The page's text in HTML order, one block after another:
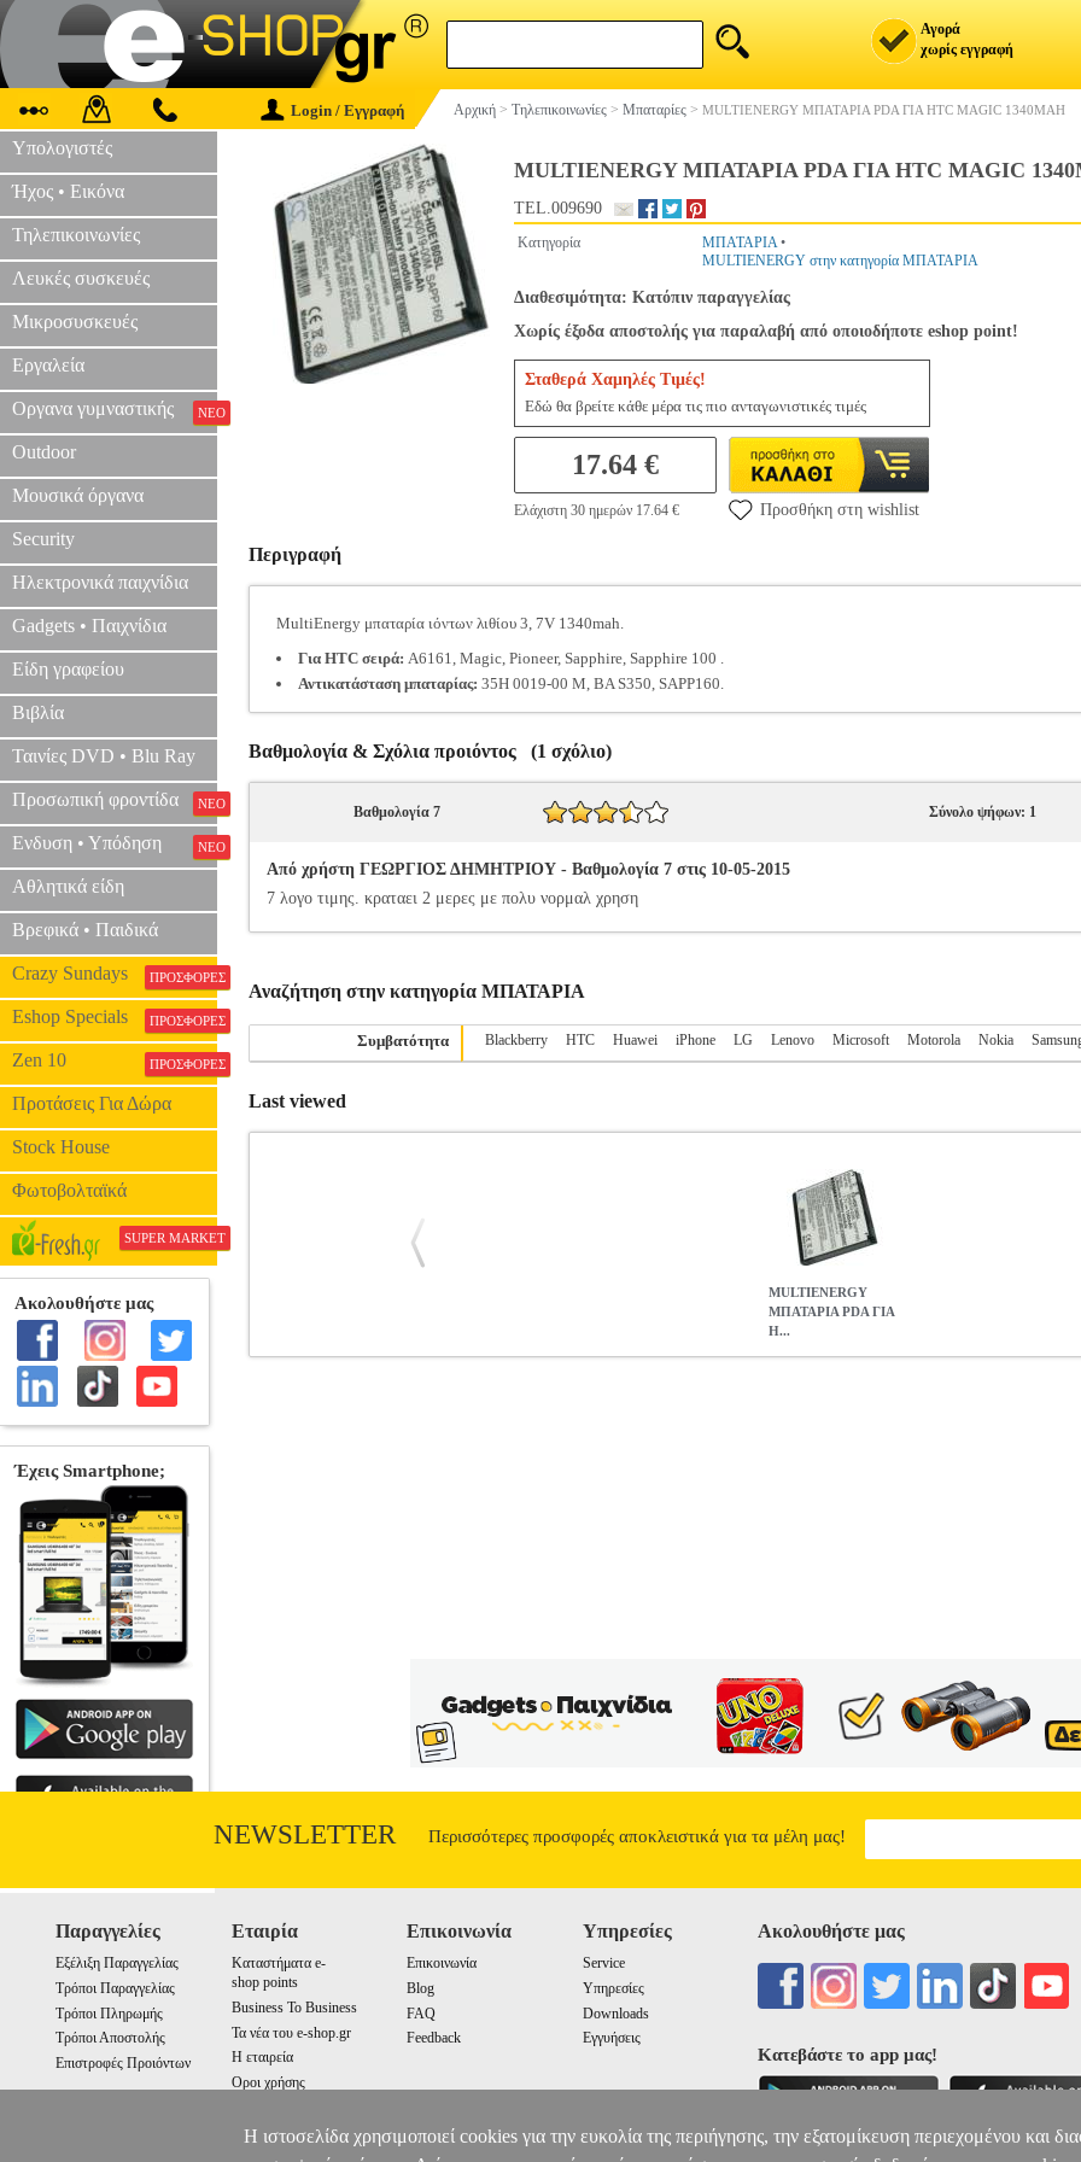
Αγορά
χωρίς εγγραφή
Login / Εγγραφή Αρχική > Τηλεπικοινωνίες > Μπαταρίες > MULTIENERGY ΜΠΑΤΑΡΙΑ PDA ΓΙΑ HTC MAGIC 1340MAH
Υπολογιστές
Ήχος • Εικόνα
Τηλεπικοινωνίες
Λευκές συσκευές
Μικροσυσκευές
Εργαλεία
Οργανα γυμναστικής ΝΕΟ
Outdoor
Μουσικά όργανα
Security
Ηλεκτρονικά παιχνίδια
Gadgets • Παιχνίδια
Είδη γραφείου
Βιβλία
Ταινίες DVD • Blu Ray
Προσωπική φροντίδα ΝΕΟ
Ενδυση • Υπόδηση ΝΕΟ
Αθλητικά είδη
Βρεφικά • Παιδικά
Crazy Sundays ΠΡΟΣΦΟΡΕΣ
Eshop Specials ΠΡΟΣΦΟΡΕΣ
Zen 10 ΠΡΟΣΦΟΡΕΣ
Προτάσεις Για Δώρα
Stock House
Φωτοβολταϊκά
SUPER MARKET
MULTIENERGY ΜΠΑΤΑΡΙΑ PDA ΓΙΑ HTC MAGIC
TEL.009690
Κατηγορία ΜΠΑΤΑΡΙΑ•
MULTIENERGY στην κατηγορία ΜΠΑΤΑΡΙΑ
Διαθεσιμότητα: Κατόπιν παραγγελίας
Χωρίς έξοδα αποστολής για παραλαβή από οποιοδήποτε eshop point!
Σταθερά Χαμηλές Τιμές!
Εδώ θα βρείτε κάθε μέρα τις πιο ανταγωνιστικές τιμές
17.64 €
Ελάχιστη 30 ημερών 17.64 € Προσθήκη στη wishlist
Περιγραφή
MultiEnergy μπαταρία ιόντων λιθίου 3, 7V 1340mah.
Για HTC σειρά: A6161, Magic, Pioneer, Sapphire, Sapphire 100 .
Αντικατάσταση μπαταρίας: 35H 0019-00 M, BA S350, SAPP160.
Βαθμολογία & Σχόλια προιόντος (1 σχόλιο)
Βαθμολογία 7 Σύνολο ψήφων: 1
Από χρήστη ΓΕΩΡΓΙΟΣ ΔΗΜΗΤΡΙΟΥ - Βαθμολογία 7 στις 10-05-2015
7 λογο τιμης. κραταει 2 μερες με πολυ νορμαλ χρηση
Αναζήτηση στην κατηγορία ΜΠΑΤΑΡΙΑ
Συμβατότητα Blackberry HTC Huawei iPhone LG Lenovo Microsoft Motorola Nokia
Last viewed
MULTIENERGY
ΜΠΑΤΑΡΙΑ PDA ΓΙΑ
H...
NEWSLETTER Περισσότερες προσφορές αποκλειστικά για τα μέλη μας!
Παραγγελίες
Εξέλιξη Παραγγελίας
Τρόποι Παραγγελίας
Τρόποι Πληρωμής
Τρόποι Αποστολής
Επιστροφές Προιόντων
Εταιρία
Καταστήματα e-
shop points
Business To Business
Τα νέα του e-shop.gr
Η εταιρεία
Οροι χρήσης
Επικοινωνία
Επικοινωνία
Blog
FAQ
Feedback
Υπηρεσίες
Service
Υπηρεσίες
Downloads
Εγγυήσεις
Ακολουθήστε μας
Κατεβάστε το app μας!
Η ιστοσελίδα χρησιμοποιεί cookies για την ευκολία της περιήγησης, την εξατομίκευση περιεχομένου και